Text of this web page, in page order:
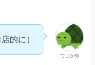
でじかめ
的に）